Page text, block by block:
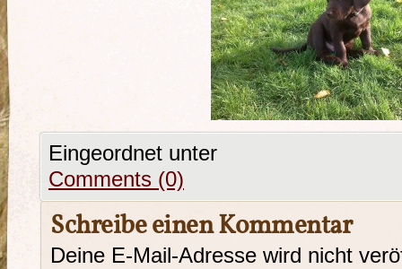
Eingeordnet unter
Comments (0)
Schreibe einen Kommentar
Deine E-Mail-Adresse wird nicht